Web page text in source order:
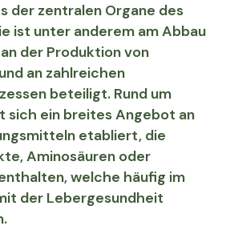
der zentralen Organe des
ist unter anderem am Abbau
der Produktion von
an zahlreichen
beteiligt. Rund um
sich ein breites Angebot an
etabliert, die
Aminosäuren oder
welche häufig im
der Lebergesundheit